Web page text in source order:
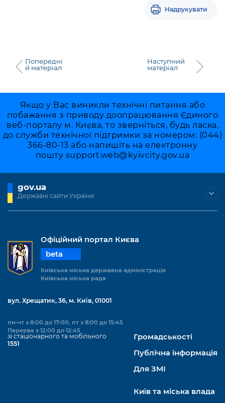
Надрукувати
Попередні
й матеріал
Наступний
матеріал
Якщо у Вас виникли технічні питання або
побажання з приводу доопрацювання Єдиного
веб-порталу м. Києва, то зверніться, будь ласка,
до служби технічної підтримки за номером: (044)
366-80-13 або напишіть на електронну
пошту support.web@kyivcity.gov.ua
gov.ua
Державні сайти України
Офіційний портал Києва
beta
Київська міська державна адміністрація
Київська міська рада
вул. Хрещатик, 36, м. Київ, 01001
пн-чт з 8:00 до 17:00, пт з 8:00 до 15:45
Перерва з 12:00 до 12:45
зі стаціонарного та мобільного
1551
Громадськості
Публічна інформація
Для ЗМІ
Київ та міська влада